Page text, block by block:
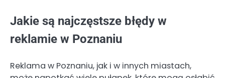
Jakie są najczęstsze błędy w
reklamie w Poznaniu
Reklama w Poznaniu, jak i w innych miastach,